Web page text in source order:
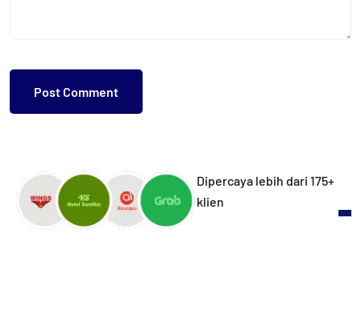
Dipercaya lebih dari 175+
klien